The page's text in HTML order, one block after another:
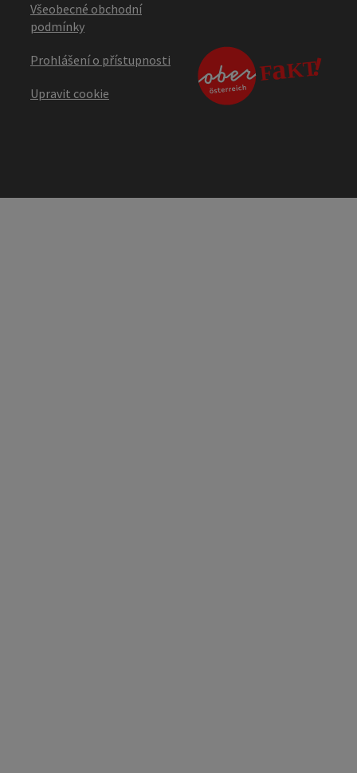
Všeobecné obchodní
podmínky
Prohlášení o přístupnosti
Upravit cookie